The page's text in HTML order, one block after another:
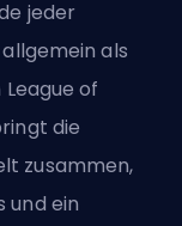
jeder
als
of
die
zusammen,
und ein